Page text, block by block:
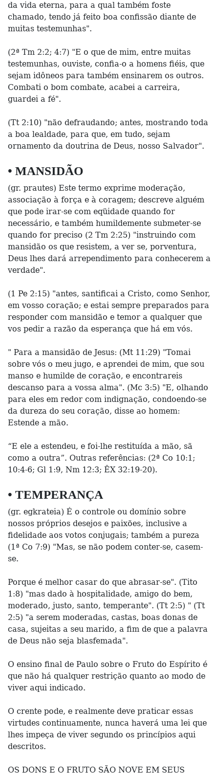
da vida eterna, para a qual também foste
chamado, tendo já feito boa confissão diante de
muitas testemunhas".
(2ª Tm 2:2; 4:7) "E o que de mim, entre muitas
testemunhas, ouviste, confia-o a homens fiéis, que
sejam idôneos para também ensinarem os outros.
Combati o bom combate, acabei a carreira,
guardei a fé".
(Tt 2:10) "não defraudando; antes, mostrando toda
a boa lealdade, para que, em tudo, sejam
ornamento da doutrina de Deus, nosso Salvador".
• MANSIDÃO
(gr. prautes) Este termo exprime moderação,
associação à força e à coragem; descreve alguém
que pode irar-se com eqüidade quando for
necessário, e também humildemente submeter-se
quando for preciso (2 Tm 2:25) "instruindo com
mansidão os que resistem, a ver se, porventura,
Deus lhes dará arrependimento para conhecerem a
verdade".
(1 Pe 2:15) "antes, santificai a Cristo, como Senhor,
em vosso coração; e estai sempre preparados para
responder com mansidão e temor a qualquer que
vos pedir a razão da esperança que há em vós.
" Para a mansidão de Jesus: (Mt 11:29) "Tomai
sobre vós o meu jugo, e aprendei de mim, que sou
manso e humilde de coração, e encontrareis
descanso para a vossa alma". (Mc 3:5) "E, olhando
para eles em redor com indignação, condoendo-se
da dureza do seu coração, disse ao homem:
Estende a mão.
“E ele a estendeu, e foi-lhe restituída a mão, sã
como a outra”. Outras referências: (2ª Co 10:1;
10:4-6; Gl 1:9, Nm 12:3; ÊX 32:19-20).
• TEMPERANÇA
(gr. egkrateia) É o controle ou domínio sobre
nossos próprios desejos e paixões, inclusive a
fidelidade aos votos conjugais; também a pureza
(1ª Co 7:9) "Mas, se não podem conter-se, casem-
se.
Porque é melhor casar do que abrasar-se". (Tito
1:8) "mas dado à hospitalidade, amigo do bem,
moderado, justo, santo, temperante". (Tt 2:5) " (Tt
2:5) "a serem moderadas, castas, boas donas de
casa, sujeitas a seu marido, a fim de que a palavra
de Deus não seja blasfemada".
O ensino final de Paulo sobre o Fruto do Espírito é
que não há qualquer restrição quanto ao modo de
viver aqui indicado.
O crente pode, e realmente deve praticar essas
virtudes continuamente, nunca haverá uma lei que
lhes impeça de viver segundo os princípios aqui
descritos.
OS DONS E O FRUTO SÃO NOVE EM SEUS